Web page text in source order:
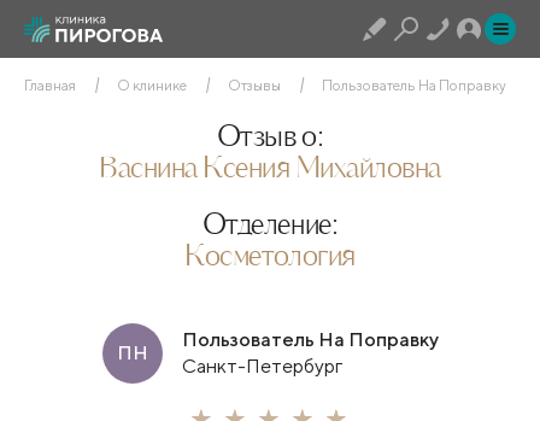
Главная О клинике Отзывы Пользователь На Поправку
Отзыв о:
Васнина Ксения Михайловна
Отделение:
Косметология
ПН
Пользователь На Поправку
Санкт-Петербург